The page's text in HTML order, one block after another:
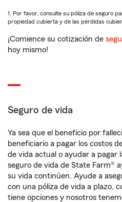
1. Por favor, consulte su póliza de seguro
propiedad cubierta y de las pérdidas
¡Comience su cotización de
hoy mismo!
Seguro de vida
Ya sea que el beneficio por
beneficiario a pagar los costos
de vida actual o ayudar a pagar
seguro de vida de State Farm®
su vida continúen. Ayude a
con una póliza de vida a plazo,
tiene opciones y nosotros